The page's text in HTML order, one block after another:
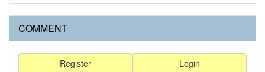
COMMENT
Login
Register